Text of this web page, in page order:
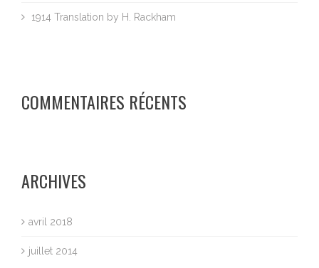
1914 Translation by H. Rackham
COMMENTAIRES RÉCENTS
ARCHIVES
avril 2018
juillet 2014